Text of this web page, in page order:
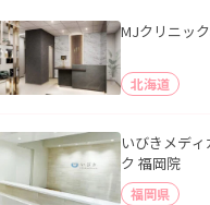
MJクリニッ
北海道
いびきメデ
ク 福岡院
福岡県